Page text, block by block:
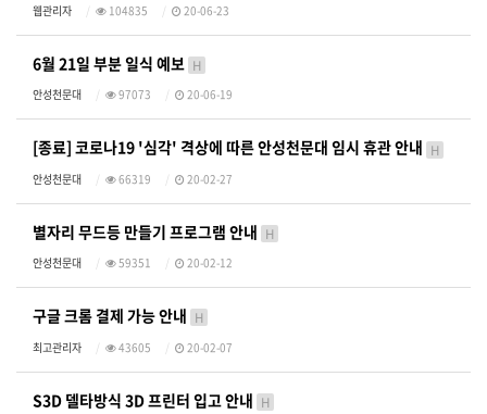
웹관리자 104835 20-06-23
6월 21일 부분 일식 예보 H
안성천문대 97073 20-06-19
[종료] 코로나19 '심각' 격상에 따른 안성천문대 임시 휴관 안내 H
안성천문대 66319 20-02-27
별자리 무드등 만들기 프로그램 안내 H
안성천문대 59351 20-02-12
구글 크롬 결제 가능 안내 H
최고관리자 43605 20-02-07
S3D 델타방식 3D 프린터 입고 안내 H